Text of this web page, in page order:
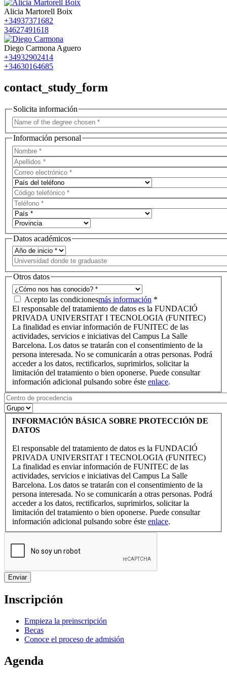
Alicia Martorell Boix
+34937371682
34627491618
Diego Carmona Aguero
+34932902414
+34630164685
contact_study_form
Solicita información
Información personal
Datos académicos
Otros datos
Acepto las condicionesmás información *
El responsable del tratamiento de datos es la FUNDACIÓ
PRIVADA UNIVERSITAT I TECNOLOGIA (FUNITEC)
La finalidad es enviar información de FUNITEC de las
actividades, servicios e iniciativas del Campus La Salle
Barcelona. Los datos se tratarán con el consentimiento de la
persona interesada. No se comunicarán a otras personas. Podrá
acceder a los datos, rectificarlos, suprimirlos, solicitar la
limitación del tratamiento o bien oponerse. Puede consultar
información adicional pulsando sobre éste enlace.
INFORMACIÓN BÁSICA SOBRE PROTECCIÓN DE
DATOS
El responsable del tratamiento de datos es la FUNDACIÓ
PRIVADA UNIVERSITAT I TECNOLOGIA (FUNITEC)
La finalidad es enviar información de FUNITEC de las
actividades, servicios e iniciativas del Campus La Salle
Barcelona. Los datos se tratarán con el consentimiento de la
persona interesada. No se comunicarán a otras personas. Podrá
acceder a los datos, rectificarlos, suprimirlos, solicitar la
limitación del tratamiento o bien oponerse. Puede consultar
información adicional pulsando sobre éste enlace.
Inscripción
Empieza la preinscripción
Becas
Conoce el proceso de admisión
Agenda